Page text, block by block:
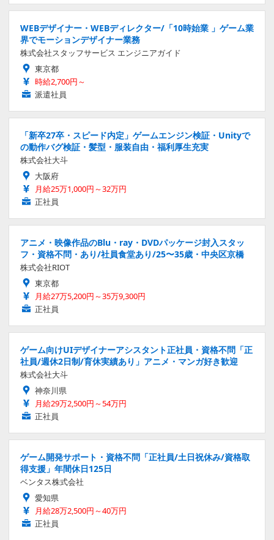
WEBデザイナー・WEBディレクター/「10時始業 」ゲーム業
界でモーションデザイナー業務
株式会社スタッフサービス エンジニアガイド
東京都
時給2,700円～
派遣社員
「新卒27卒・スピード内定」ゲームエンジン検証・Unityで
の動作バグ検証・髪型・服装自由・福利厚生充実
株式会社大斗
大阪府
月給25万1,000円～32万円
正社員
アニメ・映像作品のBlu・ray・DVDパッケージ封入スタッ
フ・資格不問・あり/社員食堂あり/25〜35歳・中央区京橋
株式会社RIOT
東京都
月給27万5,200円～35万9,300円
正社員
ゲーム向けUIデザイナーアシスタント正社員・資格不問「正
社員/週休2日制/育休実績あり」アニメ・マンガ好き歓迎
株式会社大斗
神奈川県
月給29万2,500円～54万円
正社員
ゲーム開発サポート・資格不問「正社員/土日祝休み/資格取
得支援」年間休日125日
ベンタス株式会社
愛知県
月給28万2,500円～40万円
正社員